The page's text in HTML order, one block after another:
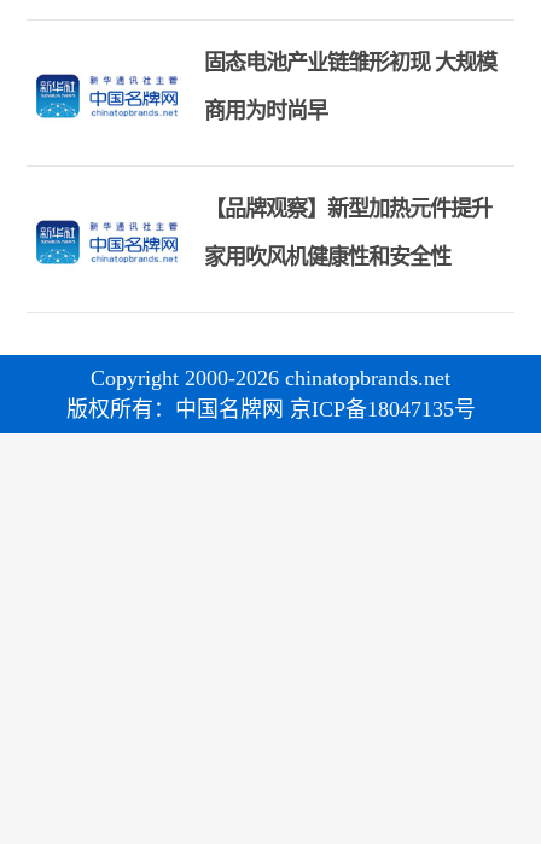
和合共生精神
固态电池产业链雏形初现 大规模
商用为时尚早
【品牌观察】新型加热元件提升
家用吹风机健康性和安全性
Copyright 2000-2026 chinatopbrands.net
版权所有：中国名牌网 京ICP备18047135号